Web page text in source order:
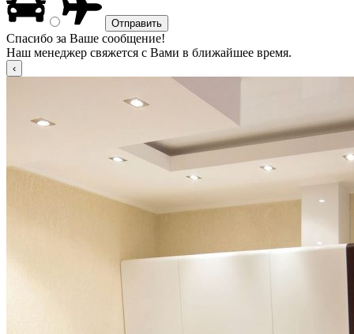
Спасибо за Ваше сообщение!
Наш менеджер свяжется с Вами в ближайшее время.